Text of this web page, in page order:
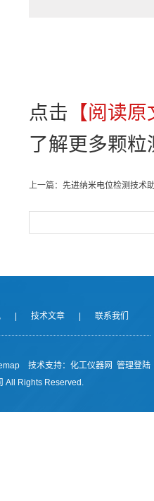
点击 【阅读
了解更多颗
上一篇： 先进纳米电位检测技术
技术文章 联系我们
技术支持： 化工仪器网 管理登陆
All Rights Reserved.